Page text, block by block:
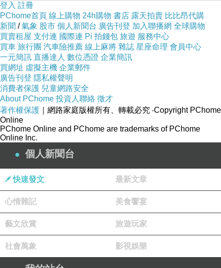
登入 註冊
PChome首頁 線上購物 24h購物 書店 露天拍賣 比比昂代購
新聞 /氣象 股市 個人新聞台 廣告刊登 加入聯播網 全球購物
買賣租屋 支付連 國際連 Pi 拍錢包 旅遊 服務中心
買車 旅行團 汽車險推薦 線上麻將 雜誌 星座命理 會員中心
一元簡訊 直播達人 數位憑證 企業簡訊
買網址 虛擬主機 企業郵件
廣告刊登 隱私權聲明
消費者保護 兒童網路安全
About PChome 投資人聯絡 徵才
著作權保護 ｜網路家庭版權所有、轉載必究 ‧Copyright PChome
Online
PChome Online and PChome are trademarks of PChome
Online Inc.
個人新聞台
快速發文 最新文章
心情雜記 美食饗宴
藝文欣賞 旅遊玩家
社會萬象 影視娛樂